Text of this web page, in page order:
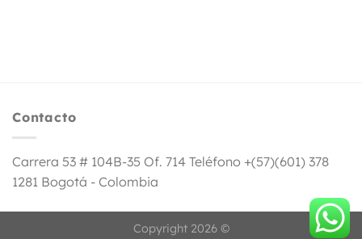
Contacto
Carrera 53 # 104B-35 Of. 714 Teléfono +(57)(601) 378
1281 Bogotá - Colombia
Copyright 2026 ©